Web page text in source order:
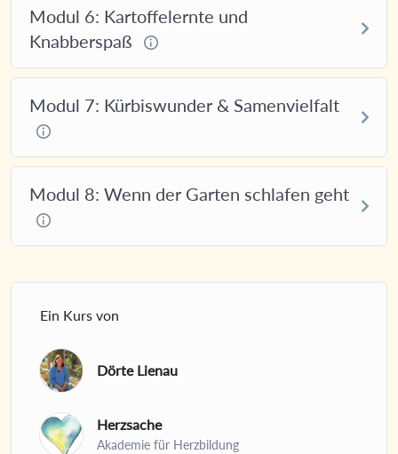
Modul 6: Kartoffelernte und
Knabberspaß
Modul 7: Kürbiswunder & Samenvielfalt
Modul 8: Wenn der Garten schlafen geht
Ein Kurs von
Dörte Lienau
Herzsache
Akademie für Herzbildung